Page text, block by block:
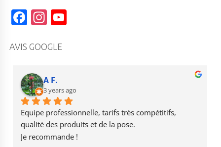
F
c
b
o
o
k
In
a
r
a
m
b
e
AVIS GOOGLE
A F.
3 years ago
Equipe professionnelle, tarifs très compétitifs,
qualité des produits et de la pose.
Je recommande !